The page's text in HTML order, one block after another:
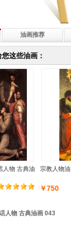
油画推荐
这些油画：
人物 古典油
宗教人物
￥750
人物 古典油画 043